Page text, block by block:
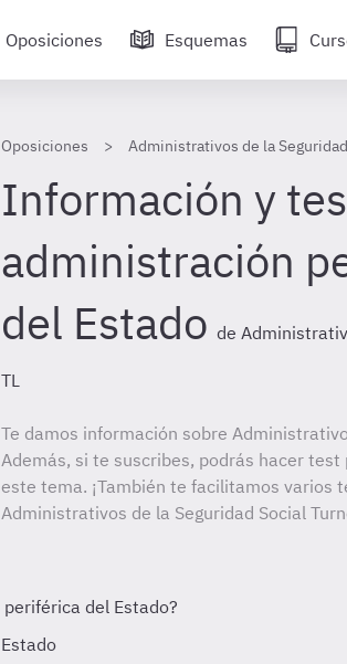
Oposiciones Esquemas
Oposiciones Administrativos de la
Información y
administración
del Estado de
TL
Te damos información sobre
Además, si te suscribes, podrás hacer test
este tema. ¡También te facilitamos varios
Administrativos de la Seguridad Social